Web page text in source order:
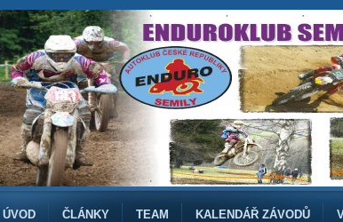
ÚVOD ČLÁNKY TEAM KALENDÁŘ ZÁVODŮ